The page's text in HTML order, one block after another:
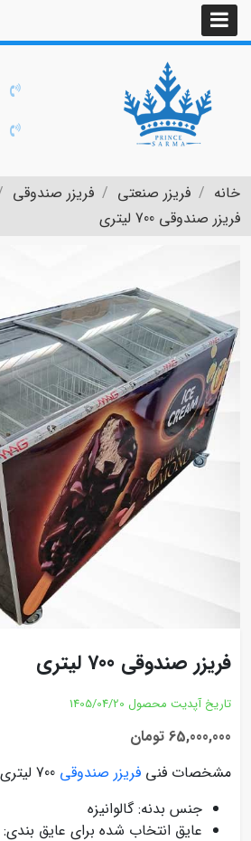
خانه فریزر صنعتی
فریزر صندوقی
فریزر صندوقی 700 لیتری
فریزر صندوقی 700 لیتری
تاریخ آپدیت محصول 1405/04/20
65,000,000 تومان
مشخصات فنی فریزر صندوقی
جنس بدنه: گالوانیزه
عایق انتخاب شده برای عایق بندی: